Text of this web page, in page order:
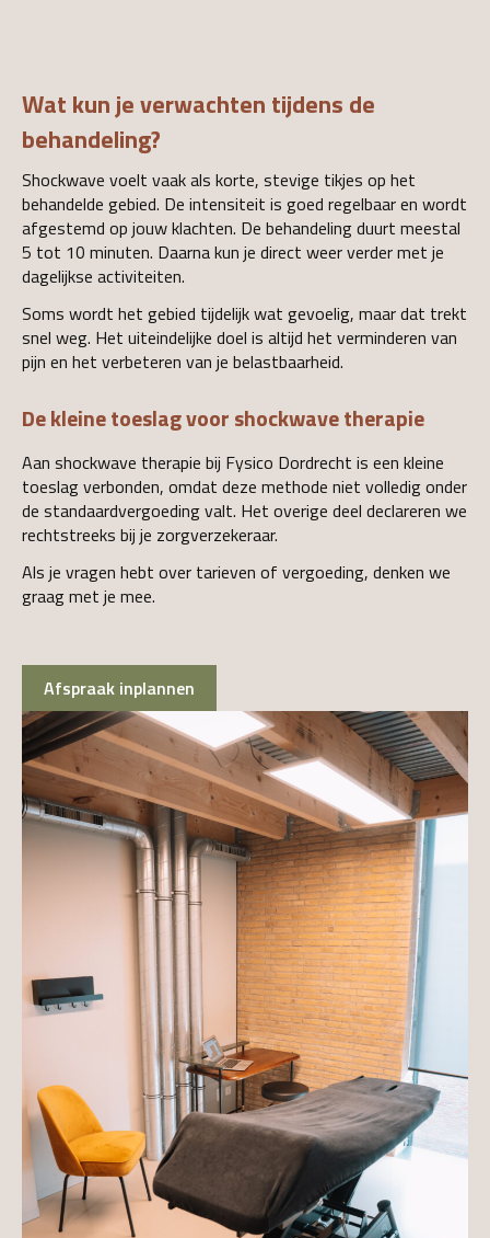
Wat kun je verwachten tijdens de
behandeling?
Shockwave voelt vaak als korte, stevige tikjes op het
behandelde gebied. De intensiteit is goed regelbaar en wordt
afgestemd op jouw klachten. De behandeling duurt meestal
5 tot 10 minuten. Daarna kun je direct weer verder met je
dagelijkse activiteiten.
Soms wordt het gebied tijdelijk wat gevoelig, maar dat trekt
snel weg. Het uiteindelijke doel is altijd het verminderen van
pijn en het verbeteren van je belastbaarheid.
De kleine toeslag voor shockwave therapie
Aan shockwave therapie bij Fysico Dordrecht is een kleine
toeslag verbonden, omdat deze methode niet volledig onder
de standaardvergoeding valt. Het overige deel declareren we
rechtstreeks bij je zorgverzekeraar.
Als je vragen hebt over tarieven of vergoeding, denken we
graag met je mee.
Afspraak inplannen